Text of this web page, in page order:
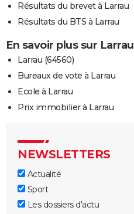
Résultats du brevet à Larrau
Résultats du BTS à Larrau
En savoir plus sur Larrau
Larrau (64560)
Bureaux de vote à Larrau
Ecole à Larrau
Prix immobilier à Larrau
NEWSLETTERS
Actualité
Sport
Les dossiers d'actu